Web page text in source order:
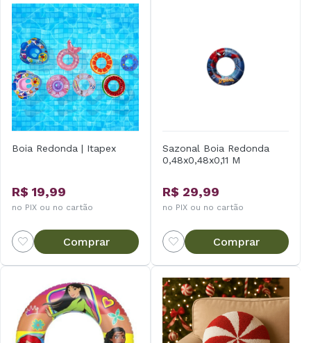
Boia Redonda | Itapex
R$ 19,99
no PIX ou no cartão
Comprar
Sazonal Boia Redonda
0,48x0,48x0,11 M
R$ 29,99
no PIX ou no cartão
Comprar